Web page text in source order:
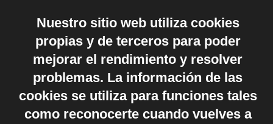
Español
Autor:Sergio Gabás
Educar también es agradecer
Nuestro sitio web utiliza cookies
propias y de terceros para poder
mejorar el rendimiento y resolver
problemas. La información de las
cookies se utiliza para funciones tales
como reconocerte cuando vuelves a